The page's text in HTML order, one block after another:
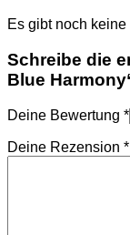
Es gibt noch
Schreibe die
Blue
Deine Bewertung *
Deine Rezension *